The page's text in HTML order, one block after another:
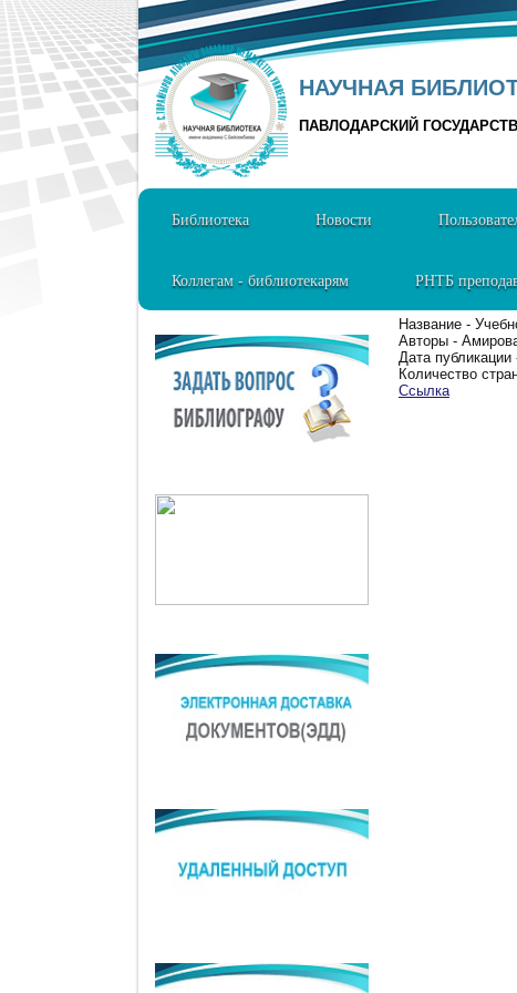
НАУЧНАЯ
ПАВЛОДАРСКИЙ
Библиотека Новости
Коллегам - библиотекарям РНТБ
Название -
Авторы -
Дата публикации
Количество
Ссылка